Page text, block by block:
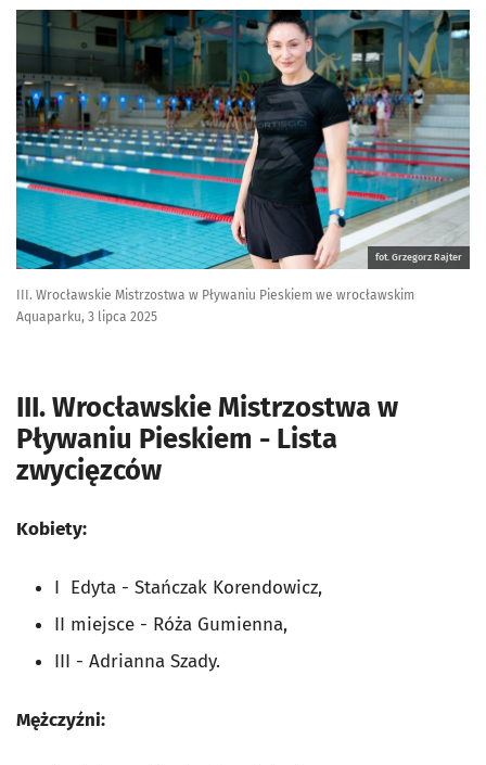
fot. Grzegorz Rajter
III. Wrocławskie Mistrzostwa w Pływaniu Pieskiem we wrocławskim
Aquaparku, 3 lipca 2025
III. Wrocławskie Mistrzostwa w
Pływaniu Pieskiem - Lista
zwycięzców
Kobiety:
I Edyta - Stańczak Korendowicz,
II miejsce - Róża Gumienna,
III - Adrianna Szady.
Mężczyźni: